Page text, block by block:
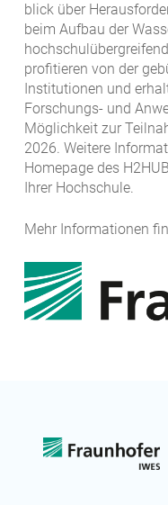
blick über
beim Aufbau der
profitieren von der
Institutionen und
Forschungs- und
Möglichkeit zur
2026. Weitere
Homepage des
Ihrer Hochschule.
Mehr Informationen